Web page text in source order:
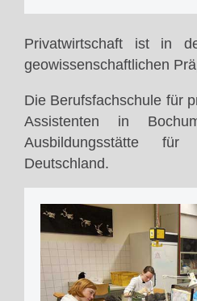
Privatwirtschaft ist in
geowissenschaftlichen
Die Berufsfachschule für
Assistenten in
Ausbildungsstätte
Deutschland.